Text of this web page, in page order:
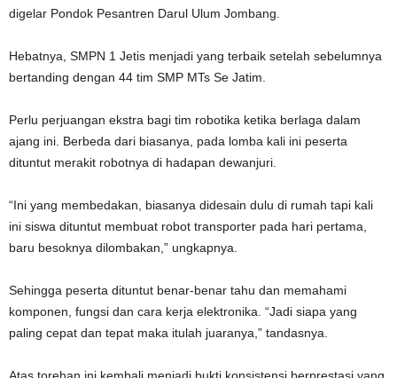
digelar Pondok Pesantren Darul Ulum Jombang.
Hebatnya, SMPN 1 Jetis menjadi yang terbaik setelah sebelumnya
bertanding dengan 44 tim SMP MTs Se Jatim.
Perlu perjuangan ekstra bagi tim robotika ketika berlaga dalam
ajang ini. Berbeda dari biasanya, pada lomba kali ini peserta
dituntut merakit robotnya di hadapan dewanjuri.
“Ini yang membedakan, biasanya didesain dulu di rumah tapi kali
ini siswa dituntut membuat robot transporter pada hari pertama,
baru besoknya dilombakan,” ungkapnya.
Sehingga peserta dituntut benar-benar tahu dan memahami
komponen, fungsi dan cara kerja elektronika. “Jadi siapa yang
paling cepat dan tepat maka itulah juaranya,” tandasnya.
Atas torehan ini kembali menjadi bukti konsistensi berprestasi yang